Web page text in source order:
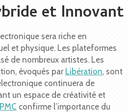
et Innovant
sera riche en
et physique. Les plateformes
de nombreux artistes. Les
évoqués par Libération, sont
continuera de
un espace de créativité et
PMC confirme l’importance du